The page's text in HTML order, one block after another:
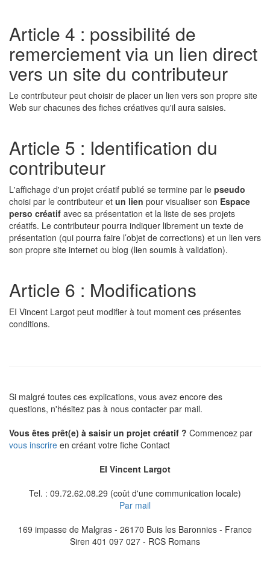
Article 4 : possibilité de
remerciement via un lien direct
vers un site du contributeur
Le contributeur peut choisir de placer un lien vers son propre site
Web sur chacunes des fiches créatives qu'il aura saisies.
Article 5 : Identification du
contributeur
L'affichage d'un projet créatif publié se termine par le pseudo
choisi par le contributeur et un lien pour visualiser son Espace
perso créatif avec sa présentation et la liste de ses projets
créatifs. Le contributeur pourra indiquer librement un texte de
présentation (qui pourra faire l’objet de corrections) et un lien vers
son propre site internet ou blog (lien soumis à validation).
Article 6 : Modifications
EI Vincent Largot peut modifier à tout moment ces présentes
conditions.
Si malgré toutes ces explications, vous avez encore des
questions, n'hésitez pas à nous contacter par mail.
Vous êtes prêt(e) à saisir un projet créatif ? Commencez par
vous inscrire en créant votre fiche Contact
EI Vincent Largot
Tel. : 09.72.62.08.29 (coût d'une communication locale)
Par mail
169 impasse de Malgras - 26170 Buis les Baronnies - France
Siren 401 097 027 - RCS Romans